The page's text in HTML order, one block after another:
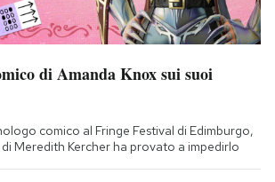
di Amanda Knox sui suoi
comico al Fringe Festival di Edimburgo,
Meredith Kercher ha provato a impedirlo